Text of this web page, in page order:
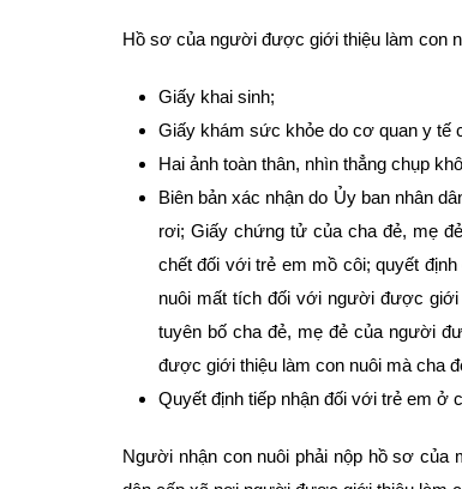
Hồ sơ của người được giới thiệu làm con
Giấy khai sinh;
Giấy khám sức khỏe do cơ quan y tế
Hai ảnh toàn thân, nhìn thẳng chụp
Biên bản xác nhận do Ủy ban nhân
rơi; Giấy chứng tử của cha đẻ, mẹ
chết đối với trẻ em mồ côi; quyết
nuôi mất tích đối với người được
tuyên bố cha đẻ, mẹ đẻ của người
được giới thiệu làm con nuôi mà cha
Quyết định tiếp nhận đối với trẻ em ở
Người nhận con nuôi phải nộp hồ sơ